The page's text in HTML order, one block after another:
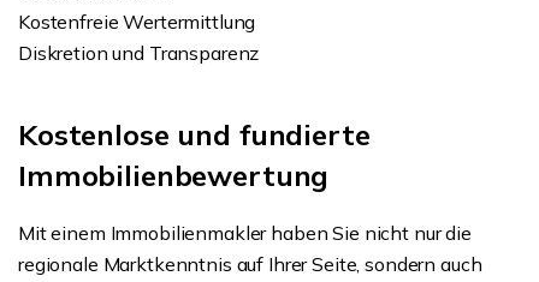
Kostenfreie Wertermittlung
Diskretion und Transparenz
Kostenlose und fundierte
Immobilienbewertung
Mit einem Immobilienmakler haben Sie nicht nur die
regionale Marktkenntnis auf Ihrer Seite, sondern auch